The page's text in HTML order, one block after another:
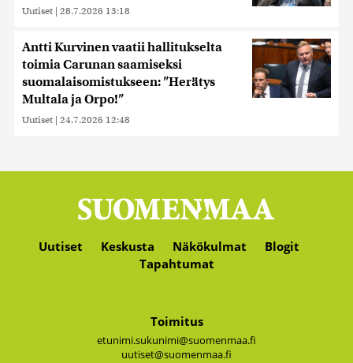
Uutiset | 28.7.2026 13:18
Antti Kurvinen vaatii hallitukselta
toimia Carunan saamiseksi
suomalaisomistukseen: ”Herätys
Multala ja Orpo!”
Uutiset | 24.7.2026 12:48
Uutiset Keskusta Näkökulmat
Blogit
Tapahtumat
Toimitus
etunimi.sukunimi@suomenmaa.fi
uutiset@suomenmaa.fi